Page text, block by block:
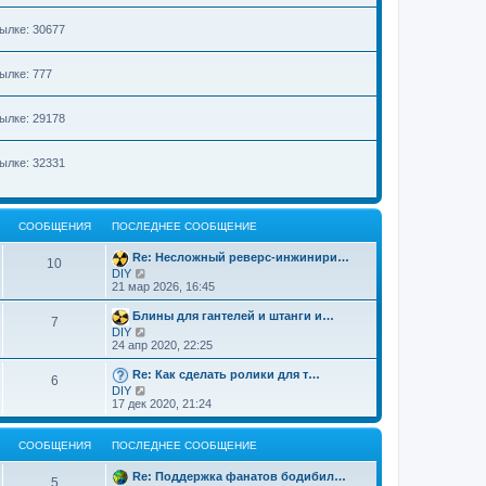
е
ю
30677
777
29178
32331
СООБЩЕНИЯ ПОСЛЕДНЕЕ СООБЩЕНИЕ
10
Re: Несложный реверс-инжинири…
DIY
е
р
е
й
и
к
п
с
л
е
д
н
м
21 мар 2026, 16:45
7
Блины для гантелей и штанги и…
DIY
е
р
е
й
и
к
о
с
л
24 апр 2020, 22:25
6
Re: Как сделать ролики для т…
DIY
е
р
е
й
т
к
17 дек 2020, 21:24
СООБЩЕНИЯ ПОСЛЕДНЕЕ СООБЩЕНИЕ
5
Re: Поддержка фанатов бодибил…